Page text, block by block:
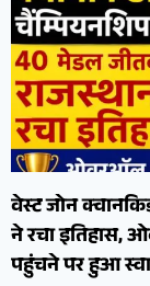
वेस्ट जोन
ने रचा इतिहास,
पहुंचने पर हुआ